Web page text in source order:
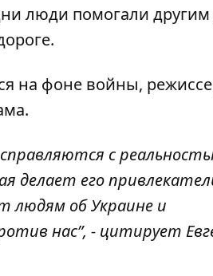
люди помогали другим
на фоне войны,
с
делает его
людям об Украине и
нас”, - цитирует